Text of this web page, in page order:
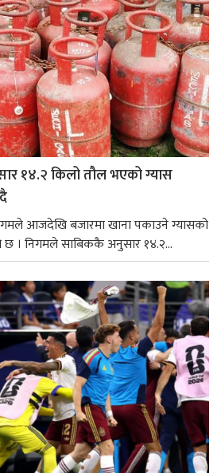
१४.२ किलो तौल भएको ग्यास
आजदेखि बजारमा खाना पकाउने ग्यासको
छ । निगमले साबिककै अनुसार १४.२...